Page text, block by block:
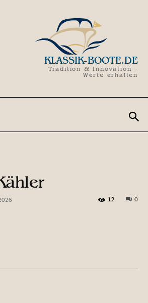
KLASSIK-BOOTE.DE
Tradition & Innovation -
Werte erhalten
0
12